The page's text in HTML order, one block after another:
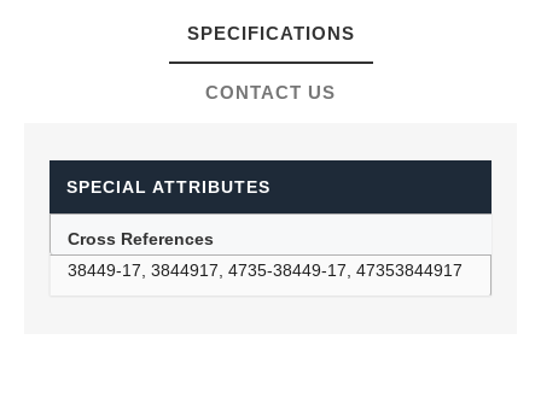
SPECIFICATIONS
CONTACT US
SPECIAL ATTRIBUTES
Cross References
38449-17, 3844917, 4735-38449-17, 47353844917